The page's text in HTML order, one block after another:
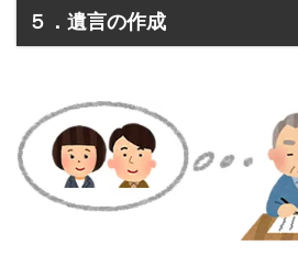
５．遺言の作成